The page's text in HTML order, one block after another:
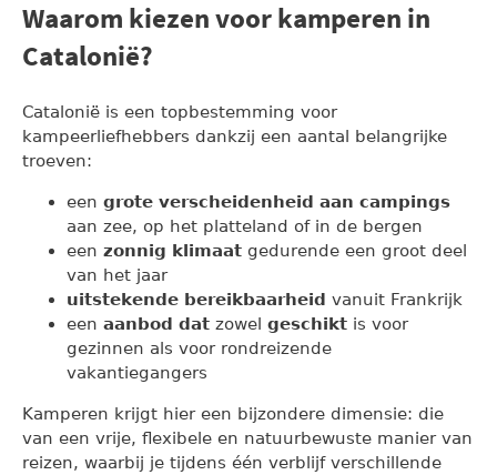
Waarom kiezen voor kamperen in
Catalonië?
Catalonië is een topbestemming voor
kampeerliefhebbers dankzij een aantal belangrijke
troeven:
een grote verscheidenheid aan campings
aan zee, op het platteland of in de bergen
een zonnig klimaat gedurende een groot deel
van het jaar
uitstekende bereikbaarheid vanuit Frankrijk
een aanbod dat zowel geschikt is voor
gezinnen als voor rondreizende
vakantiegangers
Kamperen krijgt hier een bijzondere dimensie: die
van een vrije, flexibele en natuurbewuste manier van
reizen, waarbij je tijdens één verblijf verschillende